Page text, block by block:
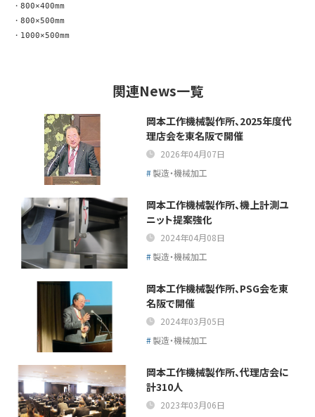
・800×400mm
・800×500mm
・1000×500mm
関連News一覧
岡本工作機械製作所、2025年度代
理店会を東名阪で開催
2026年04月07日
製造・機械加工
岡本工作機械製作所、機上計測ユ
ニット提案強化
2024年04月08日
製造・機械加工
岡本工作機械製作所、PSG会を東
名阪で開催
2024年03月05日
製造・機械加工
岡本工作機械製作所、代理店会に
計310人
2023年03月06日